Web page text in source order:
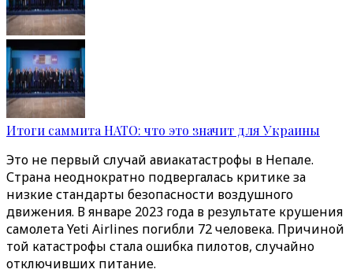
Итоги саммита НАТО: что это значит для Украины
Это не первый случай авиакатастрофы в Непале.
Страна неоднократно подвергалась критике за
низкие стандарты безопасности воздушного
движения. В январе 2023 года в результате крушения
самолета Yeti Airlines погибли 72 человека. Причиной
той катастрофы стала ошибка пилотов, случайно
отключивших питание.